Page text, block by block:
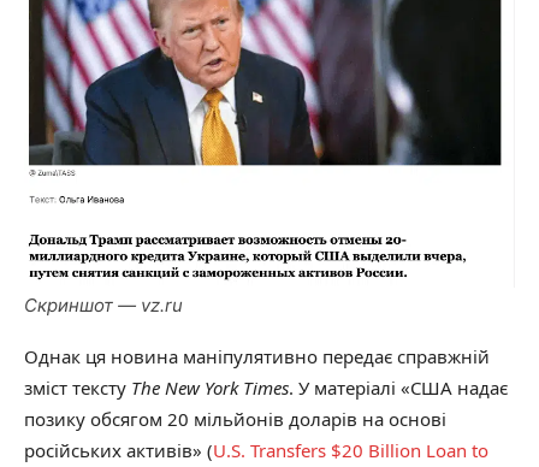
Скриншот — vz.ru
Однак ця новина маніпулятивно передає справжній
зміст тексту The New York Times. У матеріалі «США надає
позику обсягом 20 мільйонів доларів на основі
російських активів» (U.S. Transfers $20 Billion Loan to